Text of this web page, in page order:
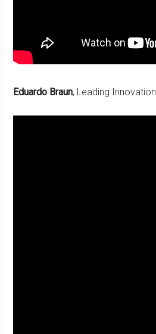
Eduardo Braun, Leading Innovation